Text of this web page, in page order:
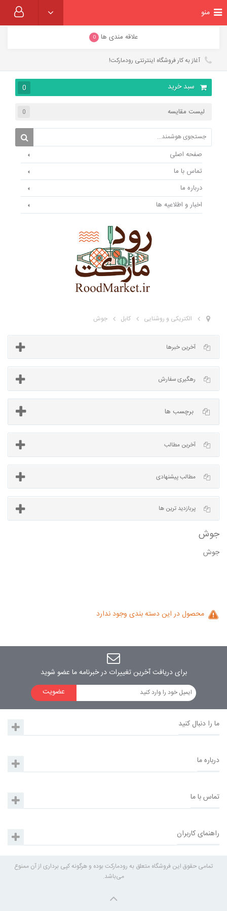
علاقه مندی ها 0
آغاز به کار فروشگاه اینترنتی رودمارکت!
سبد خرید 0
لیست مقایسه 0
صفحه اصلی
تماس با ما
درباره ما
اخبار و اطلاعیه ها
منو
الکتریکی و روشنایی کابل جوش
آخرین خبرها
برچسب ها
آخرین مطالب
مطالب پیشنهادی
جوش
محصول در این دسته بندی وجود ندارد
برای دریافت آخرین تغییرات در خبرنامه ما عضو شوید
عضویت
ما را دنبال کنید
درباره ما
تماس با ما
راهنمای کاربران
تمامی حقوق این فروشگاه متعلق به رودمارکت بوده و هرگونه کپی برداری از آن ممنوع
می‌باشد.